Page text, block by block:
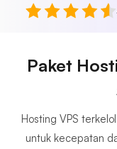
Paket
Hosting VPS
untuk kecepatan